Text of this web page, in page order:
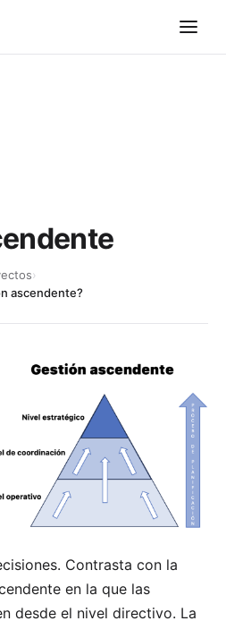
›
ascendente?
Contrasta con la
en la que las
desde el nivel directivo. La